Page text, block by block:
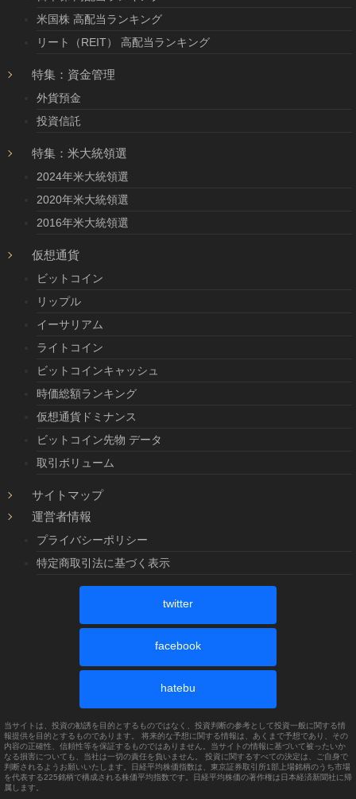
米国株 高配当ランキング
リート（REIT） 高配当ランキング
特集：資金管理
外貨預金
投資信託
特集：米大統領選
2024年米大統領選
2020年米大統領選
2016年米大統領選
仮想通貨
ビットコイン
リップル
イーサリアム
ライトコイン
ビットコインキャッシュ
時価総額ランキング
仮想通貨ドミナンス
ビットコイン先物 データ
取引ボリューム
サイトマップ
運営者情報
プライバシーポリシー
特定商取引法に基づく表示
twitter
facebook
hatebu
当サイトは、投資の勧誘を目的とするものではなく、投資判断の参考として投資一般に関する情
報提供を目的とするものであります。 将来的な予想に関する情報は、あくまで予想であり、その
内容の正確性、信頼性等を保証するものではありません。当サイトの情報に基づいて被ったいか
なる損害についても、当社は一切の責任を負いません。 投資に関するすべての決定は、ご自身で
判断されるようお願いいたします。日経平均株価指数は、東京証券取引所1部上場銘柄のうち市場
を代表する225銘柄で構成される株価平均指数です。日経平均株価の著作権は日本経済新聞社に帰
属します。